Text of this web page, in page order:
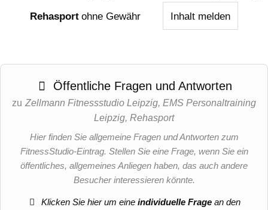
Rehasport ohne Gewähr Inhalt melden
Öffentliche Fragen und Antworten
zu Zellmann Fitnessstudio Leipzig, EMS Personaltraining
Leipzig, Rehasport
Hier finden Sie allgemeine Fragen und Antworten zum
FitnessStudio-Eintrag. Stellen Sie eine Frage, wenn Sie ein
öffentliches, allgemeines Anliegen haben, das auch andere
Besucher interessieren könnte.
Klicken Sie hier um eineindividuelle Frage an den